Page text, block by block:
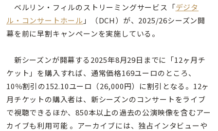
ベルリン・フィルのストリーミングサービス「デジタ
ル・コンサートホール 」（DCH）が、2025/26シーズン開
幕を前に早割キャンペーンを実施している。
新シーズンが開幕する2025年8月29日までに「12ヶ月チ
ケット」を購入すれば、通常価格169ユーロのところ、
10％割引の152.10ユーロ（26,000円）に割引となる。12ヶ
月チケットの購入者は、新シーズンのコンサートをライブ
で視聴できるほか、850本以上の過去の公演映像を含むアー
カイブも利用可能 。アーカイブには、独占インタビューや